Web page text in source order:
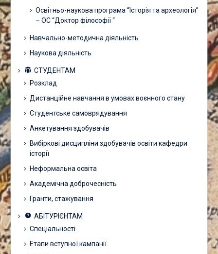
Освітньо-наукова програма “Історія та археологія”
– ОС “Доктор філософії “
Навчально-методична діяльність
Наукова діяльність
СТУДЕНТАМ
Розклад
Дистанційне навчання в умовах воєнного стану
Студентське самоврядування
Анкетування здобувачів
Вибіркові дисципліни здобувачів освіти кафедри
історії
Неформальна освіта
Академічна доброчесність
Гранти, стажування
АБІТУРІЄНТАМ
Спеціальності
Етапи вступної кампанії